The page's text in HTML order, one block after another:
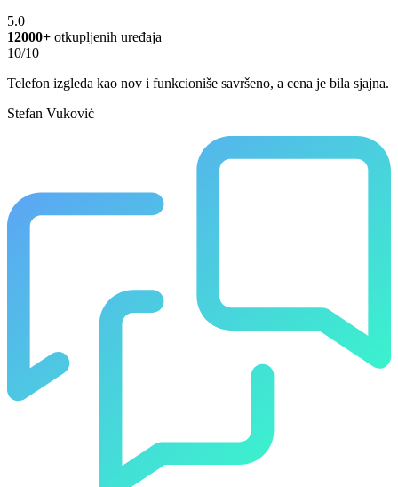
5.0
12000+ otkupljenih uređaja
10/10
Telefon izgleda kao nov i funkcioniše savršeno, a cena je bila sjajna.
Stefan Vuković